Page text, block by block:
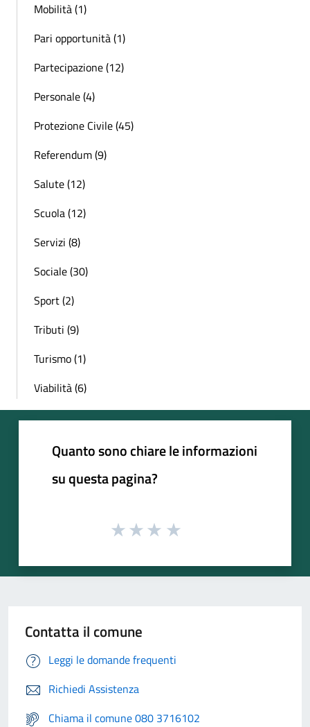
Mobilità (1)
Pari opportunità (1)
Partecipazione (12)
Personale (4)
Protezione Civile (45)
Referendum (9)
Salute (12)
Scuola (12)
Servizi (8)
Sociale (30)
Sport (2)
Tributi (9)
Turismo (1)
Viabilità (6)
Quanto sono chiare le informazioni
su questa pagina?
Contatta il comune
Leggi le domande frequenti
Richiedi Assistenza
Chiama il comune 080 3716102